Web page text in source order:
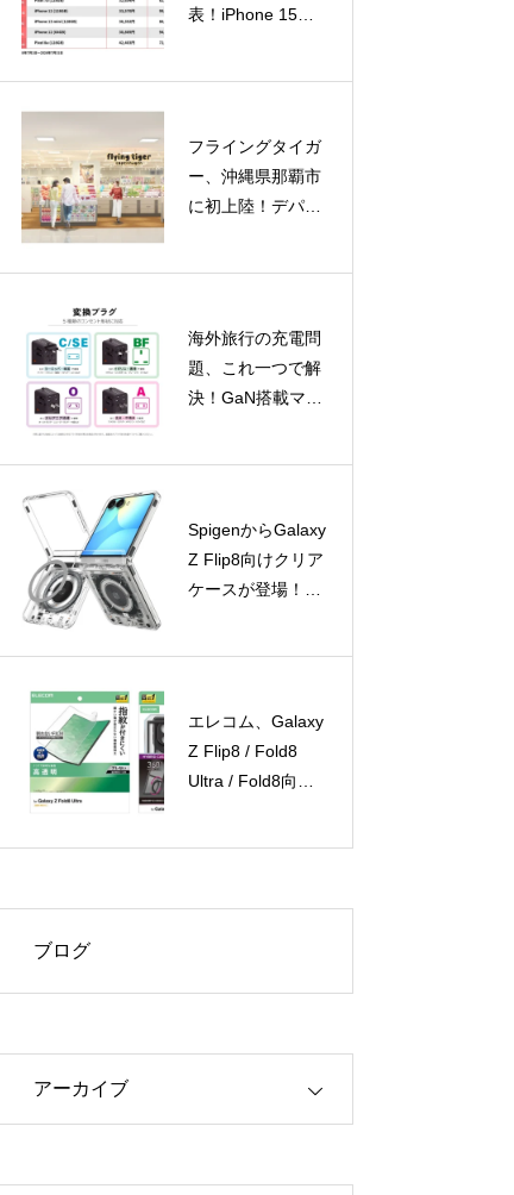
表！iPhone 15が
フライングタイガ
ー、沖縄県那覇市
に初上陸！デパー
も
海外旅行の充電問
題、これ一つで解
決！GaN搭載マル
SpigenからGalaxy
Z Flip8向けクリア
ケースが登場！
エレコム、Galaxy
Z Flip8 / Fold8
Ultra / Fold8向け
ブログ